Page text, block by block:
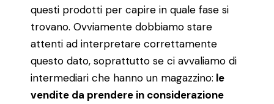
questi prodotti per capire in quale fase si
trovano. Ovviamente dobbiamo stare
attenti ad interpretare correttamente
questo dato, soprattutto se ci avvaliamo di
intermediari che hanno un magazzino: le
vendite da prendere in considerazione